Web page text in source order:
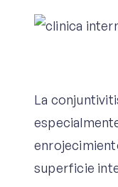
La
superficie